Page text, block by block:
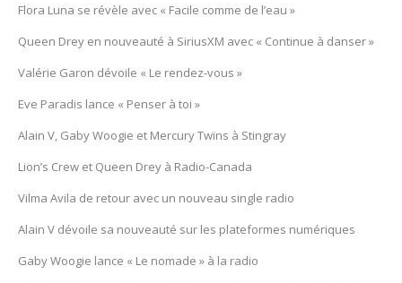
Flora Luna se révèle avec « Facile comme de l’eau »
Queen Drey en nouveauté à SiriusXM avec « Continue à danser »
Valérie Garon dévoile « Le rendez-vous »
Eve Paradis lance « Penser à toi »
Alain V, Gaby Woogie et Mercury Twïns à Stingray
Lion’s Crew et Queen Drey à Radio-Canada
Vilma Avila de retour avec un nouveau single radio
Alain V dévoile sa nouveauté sur les plateformes numériques
Gaby Woogie lance « Le nomade » à la radio